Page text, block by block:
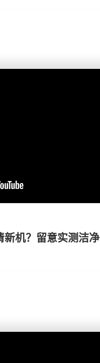
新机？留意实测洁净